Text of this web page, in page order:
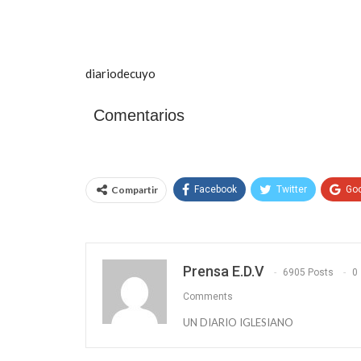
diariodecuyo
Comentarios
Compartir Facebook Twitter
Prensa E.D.V 6905 Posts 0
Comments
UN DIARIO IGLESIANO